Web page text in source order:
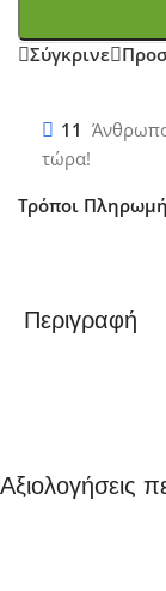
Σύγκρινε
11
τώρα!
Τρόποι
Περιγραφή
Αξιολογήσεις